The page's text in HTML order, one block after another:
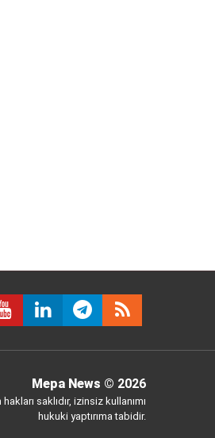
Mepa News © 2026
saklıdır, izinsiz kullanımı
hukuki yaptırıma tabidir.